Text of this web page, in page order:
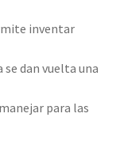
inventar
dan vuelta una
para las